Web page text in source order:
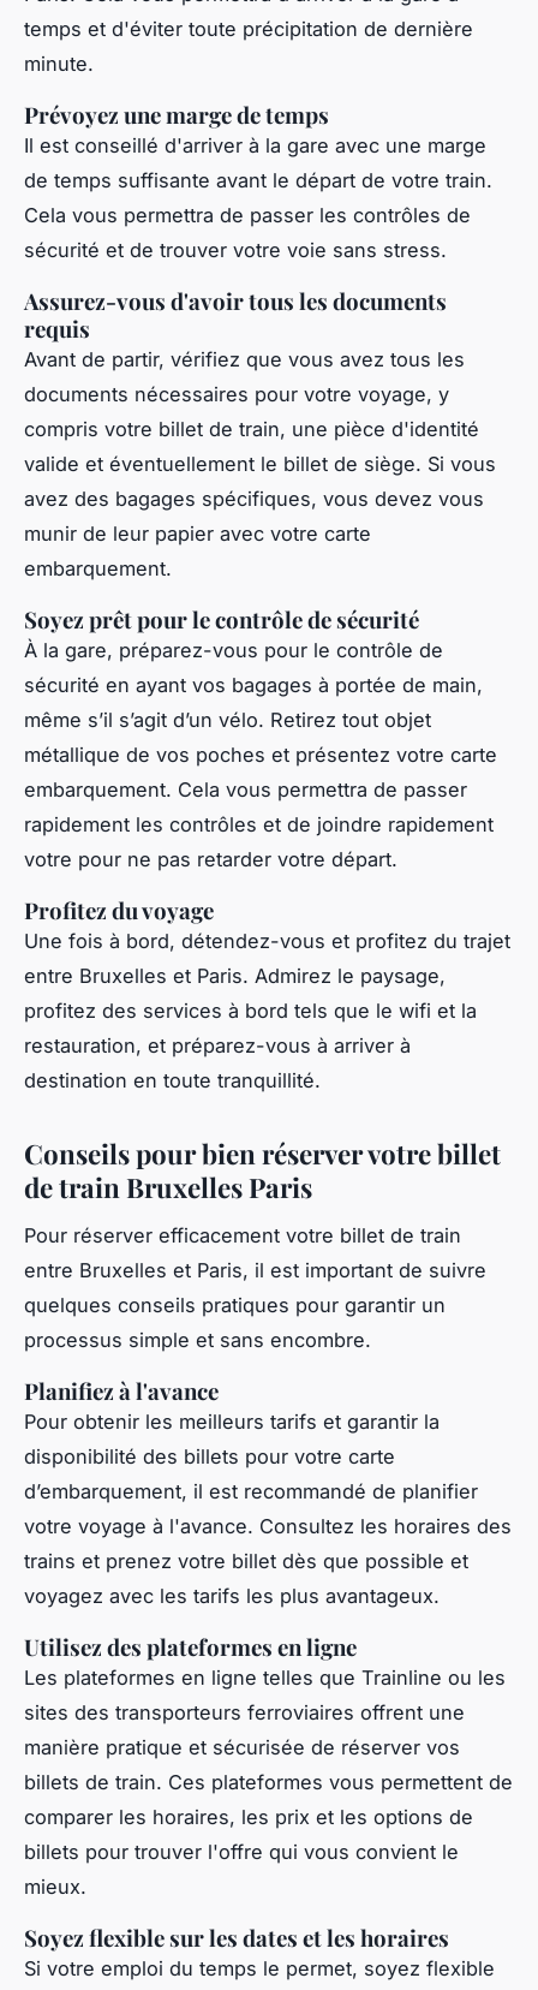
temps et d'éviter toute précipitation de dernière
minute.
Prévoyez une marge de temps
Il est conseillé d'arriver à la gare avec une marge
de temps suffisante avant le départ de votre train.
Cela vous permettra de passer les contrôles de
sécurité et de trouver votre voie sans stress.
Assurez-vous d'avoir tous les documents
requis
Avant de partir, vérifiez que vous avez tous les
documents nécessaires pour votre voyage, y
compris votre billet de train, une pièce d'identité
valide et éventuellement le billet de siège. Si vous
avez des bagages spécifiques, vous devez vous
munir de leur papier avec votre carte
embarquement.
Soyez prêt pour le contrôle de sécurité
À la gare, préparez-vous pour le contrôle de
sécurité en ayant vos bagages à portée de main,
même s’il s’agit d’un vélo. Retirez tout objet
métallique de vos poches et présentez votre carte
embarquement. Cela vous permettra de passer
rapidement les contrôles et de joindre rapidement
votre pour ne pas retarder votre départ.
Profitez du voyage
Une fois à bord, détendez-vous et profitez du trajet
entre Bruxelles et Paris. Admirez le paysage,
profitez des services à bord tels que le wifi et la
restauration, et préparez-vous à arriver à
destination en toute tranquillité.
Conseils pour bien réserver votre billet
de train Bruxelles Paris
Pour réserver efficacement votre billet de train
entre Bruxelles et Paris, il est important de suivre
quelques conseils pratiques pour garantir un
processus simple et sans encombre.
Planifiez à l'avance
Pour obtenir les meilleurs tarifs et garantir la
disponibilité des billets pour votre carte
d’embarquement, il est recommandé de planifier
votre voyage à l'avance. Consultez les horaires des
trains et prenez votre billet dès que possible et
voyagez avec les tarifs les plus avantageux.
Utilisez des plateformes en ligne
Les plateformes en ligne telles que Trainline ou les
sites des transporteurs ferroviaires offrent une
manière pratique et sécurisée de réserver vos
billets de train. Ces plateformes vous permettent de
comparer les horaires, les prix et les options de
billets pour trouver l'offre qui vous convient le
mieux.
Soyez flexible sur les dates et les horaires
Si votre emploi du temps le permet, soyez flexible